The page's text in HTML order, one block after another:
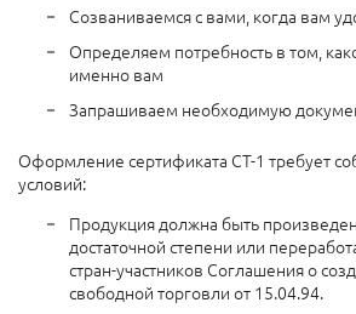
Созваниваемся с вами, когда вам
Определяем потребность в том,
именно вам
Запрашиваем необходимую
Оформление сертификата СТ-1 требует
условий:
Продукция должна быть
достаточной степени или
стран-участников Соглашения о
свободной торговли от 15.04.94.